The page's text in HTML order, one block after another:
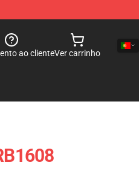
ao clienteVer carrinho